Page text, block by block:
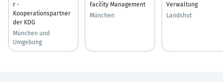
r -
Kooperationspartner
der KDG
München und
Umgebung
Facility Management
München
Verwaltung
Landshut